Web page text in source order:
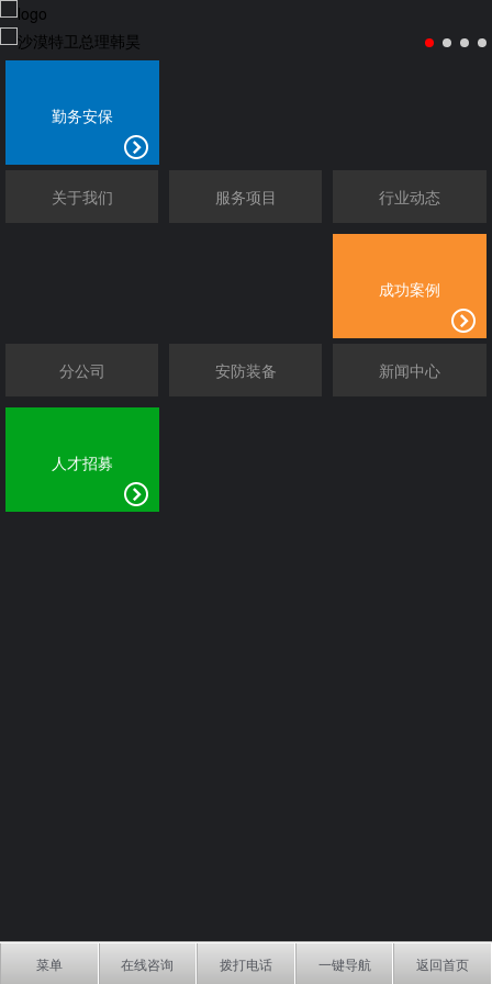
勤务安保
关于我们 服务项目 行业动态
成功案例
分公司 安防装备 新闻中心
人才招募
菜单 在线咨询 拨打电话 一键导航 返回首页